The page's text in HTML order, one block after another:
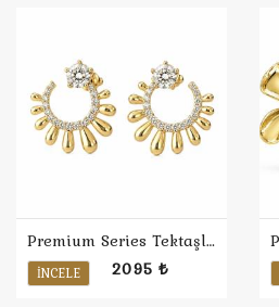
Premium Series Tektaşlı İki Ton Küpe
İNCELE 2095 ₺